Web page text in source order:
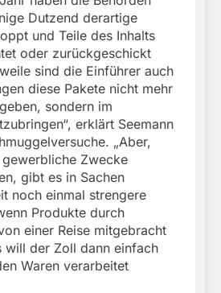
Dutzend derartige
und Teile des Inhalts
oder zurückgeschickt
sind die Einführer auch
diese Pakete nicht mehr
sondern im
erklärt Seemann
„Aber,
Zwecke
gibt es in Sachen
noch einmal strengere
Produkte durch
einer Reise mitgebracht
will der Zoll dann einfach
Waren verarbeitet